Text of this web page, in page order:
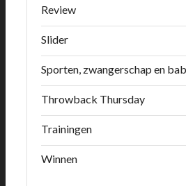
Review
Slider
Sporten, zwangerschap en
Throwback Thursday
Trainingen
Winnen